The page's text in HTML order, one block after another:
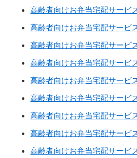
高齢者向けお弁当宅配サービ
高齢者向けお弁当宅配サービ
高齢者向けお弁当宅配サービ
高齢者向けお弁当宅配サービ
高齢者向けお弁当宅配サービ
高齢者向けお弁当宅配サービ
高齢者向けお弁当宅配サービ
高齢者向けお弁当宅配サービ
高齢者向けお弁当宅配サービ